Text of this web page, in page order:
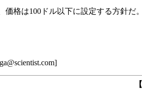
格は100ドル以下に設定する方針だ。
【